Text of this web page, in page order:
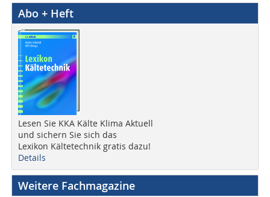
Abo + Heft
Lesen Sie KKA Kälte Klima Aktuell
und sichern Sie sich das
Lexikon Kältetechnik gratis dazu!
Details
Weitere Fachmagazine